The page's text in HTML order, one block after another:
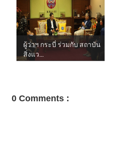
ผู้ว่าฯ กระบี่ ร่วมกับ สถาบัน
สิ่งแว...
0 Comments :